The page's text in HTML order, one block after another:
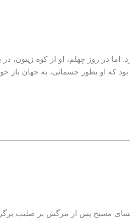
در روز چهلم، او از کوه زيتون، در
که او بطور جسمانی، به جهان باز
مسیح پس از مرگش بر صلیب